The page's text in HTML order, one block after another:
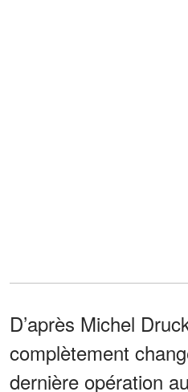
D’après Michel
complètement
dernière opération